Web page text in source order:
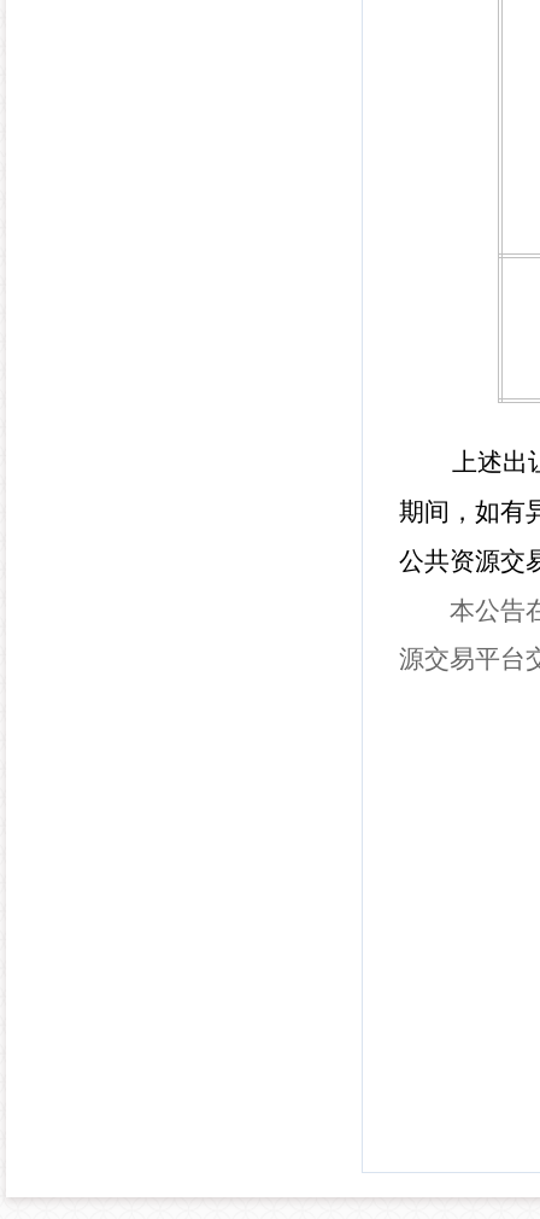
上述出让
期间，如有
公共资源交
本公告
源交易平台